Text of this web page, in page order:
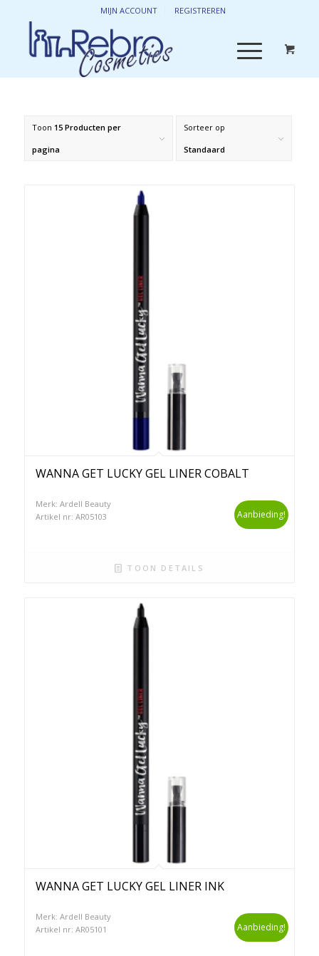
MIJN ACCOUNT REGISTREREN
Sorteer op
Standaard
Toon 15 Producten per
pagina
WANNA GET LUCKY GEL LINER COBALT
Merk: Ardell Beauty
Artikel nr: AR05103
Aanbieding!
TOON DETAILS
WANNA GET LUCKY GEL LINER INK
Merk: Ardell Beauty
Artikel nr: AR05101
Aanbieding!